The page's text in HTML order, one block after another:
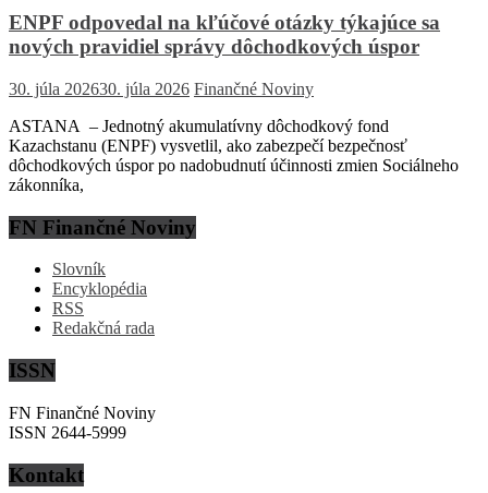
ENPF odpovedal na kľúčové otázky týkajúce sa
nových pravidiel správy dôchodkových úspor
30. júla 202630. júla 2026 Finančné Noviny
ASTANA – Jednotný akumulatívny dôchodkový fond
Kazachstanu (ENPF) vysvetlil, ako zabezpečí bezpečnosť
dôchodkových úspor po nadobudnutí účinnosti zmien Sociálneho
zákonníka,
FN Finančné Noviny
Slovník
Encyklopédia
RSS
Redakčná rada
ISSN
FN Finančné Noviny
ISSN 2644-5999
Kontakt